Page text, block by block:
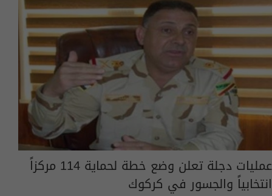
عمليات دجلة تعلن وضع خطة لحماية 114 مركزاً
انتخابياً والجسور في كركوك